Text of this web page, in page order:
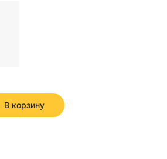
В корзину